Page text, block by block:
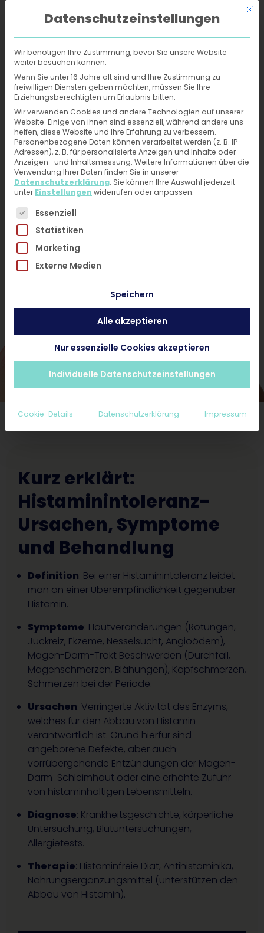
Online-Hautarzt›Behandlungen
Histaminintoleranz -
Behandlung und
Diagnose vom Online-
Hautarzt erhalten
Jetzt ärztliche Hilfe bei Hautproblemen erhalten –
Fotos hochladen, kurzen Fragebogen ausfüllen.
Du erhältst direkt innerhalb von 24h eine
Diagnose und Therapieplan von unseren
HautärztInnen. Kein Videogespräch, kein Warten
Hautarzt-Diagnose < 24 Stunden
Ab 25€ inkl. Rezept und Nachsorge
Erstattungsfähig für Privatpatienten
Kurz erklärt:
Histaminintoleranz-
Ursachen, Symptome
und Behandlung
Definition: Bei einer Histaminintoleranz leidet
man an einer Überempfindlichkeit gegenüber
Histamin.
Symptome: Hautveränderungen (Rötungen,
Juckreiz, Ekzeme, Nesselsucht, Angioödem),
Magen-Darm-Trakt Beschwerden (Durchfall,
Magenschmerzen, Blähungen), Kopfschmerzen,
Schmerzen bei der Periode.
Ursachen: Verringerte Aktivität des Enzyms,
welches für den Abbau von Histamin
verantwortlich ist. Grund hierfür sind
angeborene Defekte, aber auch
vorrübergehende Entzündungen der Magen-
Darm-Schleimhaut oder eine erhöhte Zufuhr
von histaminhaltigen Lebensmitteln.
Diagnose: Krankheitsgeschichte, körperliche
Untersuchung, Blutuntersuchungen,
Allergietests.
Therapie: Histaminfreie Diät, Antihistaminika,
Nahrungsergänzungsmittel (unterstützen den
Abbau von Histamin).
Mit
Datenschutzeinstellungen
Wir benötigen Ihre Zustimmung, bevor Sie unsere Website
weiter besuchen können.
Wenn Sie unter 16 Jahre alt sind und Ihre Zustimmung zu
freiwilligen Diensten geben möchten, müssen Sie Ihre
Erziehungsberechtigten um Erlaubnis bitten.
Wir verwenden Cookies und andere Technologien auf unserer
Website. Einige von ihnen sind essenziell, während andere uns
helfen, diese Website und Ihre Erfahrung zu verbessern.
Personenbezogene Daten können verarbeitet werden (z. B. IP-
Adressen), z. B. für personalisierte Anzeigen und Inhalte oder
Anzeigen- und Inhaltsmessung. Weitere Informationen über die
Verwendung Ihrer Daten finden Sie in unserer
Datenschutzerklärung. Sie können Ihre Auswahl jederzeit
unterEinstellungen widerrufen oder anpassen.
Es folgt eine Liste der Service-Gruppen, für die eine
Essenziell
Statistiken
Marketing
Externe Medien
Speichern
Alle akzeptieren
Nur essenzielle Cookies akzeptieren
Individuelle Datenschutzeinstellungen
Cookie-Details Datenschutzerklärung Impressum